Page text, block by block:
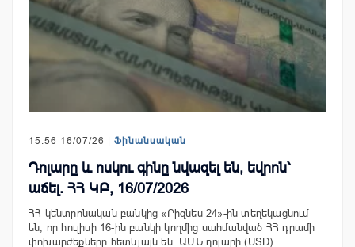
15:56 16/07/26 | Ֆինանսական
Դոլարը և ոսկու գինը նվազել են, եվրոն՝
աճել. ՀՀ ԿԲ, 16/07/2026
ՀՀ կենտրոնական բանկից «Բիզնես 24»-ին տեղեկացնում
են, որ հուլիսի 16-ին բանկի կողմից սահմանված ՀՀ դրամի
փոխարժեքները հետևյալն են. ԱՄՆ դոլարի (USD)